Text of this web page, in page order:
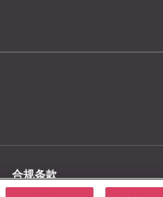
合规条款